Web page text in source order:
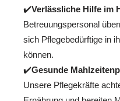
✔️Verlässliche Hilfe im
Betreuungspersonal
sich Pflegebedürftige in
können.
✔️Gesunde
Unsere Pflegekräfte